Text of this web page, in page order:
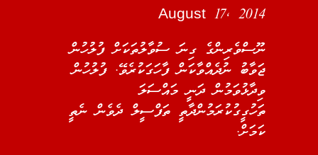
August 17, 2014
ނޫސްވެރިންގެ ގިނަ ސުވާލުތަކަށް ފުލުހުން
ޖަވާބު ނުދެއްވާކަން ފާހަގަކުރެވޭ. ފުލުހުން
ވިދާޅުވަމުން ދަނީ މައްސަލަ
ތަހުގީގުކުރަމުންދާތީ ތަފްސީލް ދެވެން ނެތީ
ކަމަށް.